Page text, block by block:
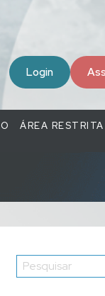
Login
ÁREA RESTRITA